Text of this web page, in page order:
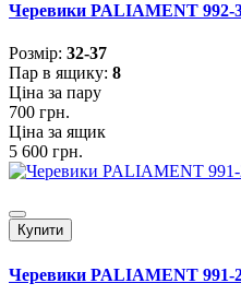
Черевики PALIAMENT 992-
Розмiр: 32-37
Пар в ящику: 8
Ціна за пару
700 грн.
Ціна за ящик
5 600 грн.
Купити
Черевики PALIAMENT 991-